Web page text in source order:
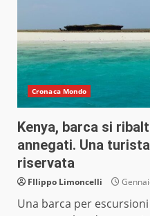
Cronaca Mondo
Kenya, barca si
annegati. Una
riservata
FIlippo Limoncelli
Una barca per